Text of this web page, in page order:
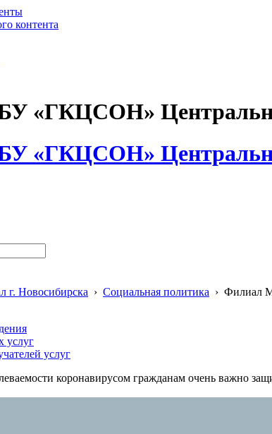
контента
«ГКЦСОН»
«ГКЦСОН»
г. Новосибирска › Социальная политика › Филиал
услуг
услуг
коронавирусом гражданам очень важно